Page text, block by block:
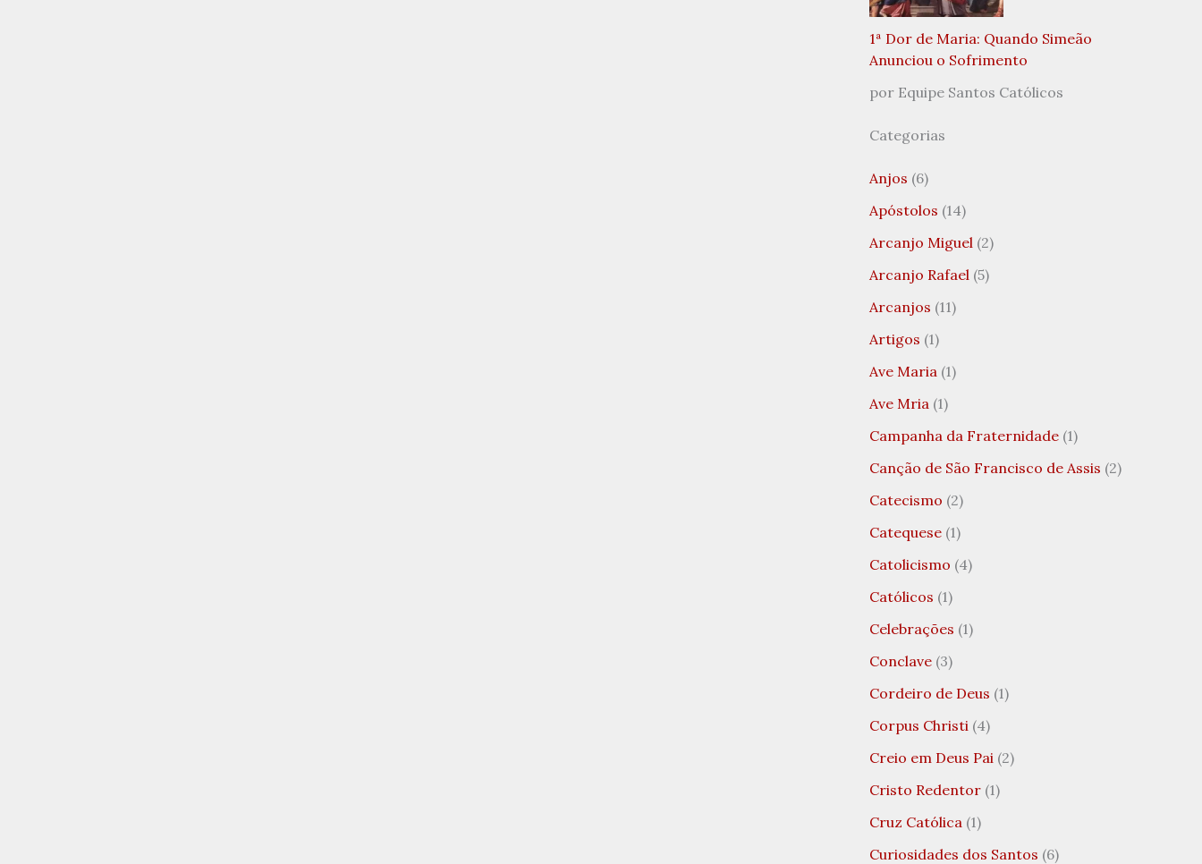
1ª Dor de Maria: Quando Simeão
Anunciou o Sofrimento
por Equipe Santos Católicos
Categorias
Anjos (6)
Apóstolos (14)
Arcanjo Miguel (2)
Arcanjo Rafael (5)
Arcanjos (11)
Artigos (1)
Ave Maria (1)
Ave Mria (1)
Campanha da Fraternidade (1)
Canção de São Francisco de Assis (2)
Catecismo (2)
Catequese (1)
Catolicismo (4)
Católicos (1)
Celebrações (1)
Conclave (3)
Cordeiro de Deus (1)
Corpus Christi (4)
Creio em Deus Pai (2)
Cristo Redentor (1)
Cruz Católica (1)
Curiosidades dos Santos (6)